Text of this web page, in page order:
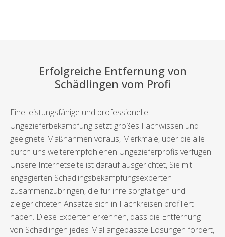
Erfolgreiche Entfernung von
Schädlingen vom Profi
Eine leistungsfähige und professionelle
Ungezieferbekämpfung setzt großes Fachwissen und
geeignete Maßnahmen voraus, Merkmale, über die alle
durch uns weiterempfohlenen Ungezieferprofis verfügen.
Unsere Internetseite ist darauf ausgerichtet, Sie mit
engagierten Schädlingsbekämpfungsexperten
zusammenzubringen, die für ihre sorgfältigen und
zielgerichteten Ansätze sich in Fachkreisen profiliert
haben. Diese Experten erkennen, dass die Entfernung
von Schädlingen jedes Mal angepasste Lösungen fordert,